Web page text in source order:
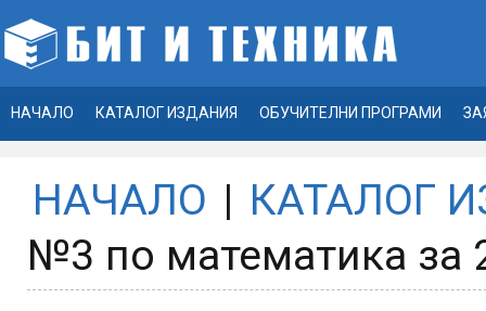
НАЧАЛО КАТАЛОГ ИЗДАНИЯ ОБУЧИТЕЛНИ ПРОГРАМИ
НАЧАЛО | КАТАЛОГ
№3 по математика за